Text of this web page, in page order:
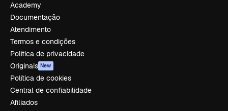
Academy
Documentação
Atendimento
Termos e condições
Política de privacidade
Originais New
Política de cookies
Central de confiabilidade
Afiliados